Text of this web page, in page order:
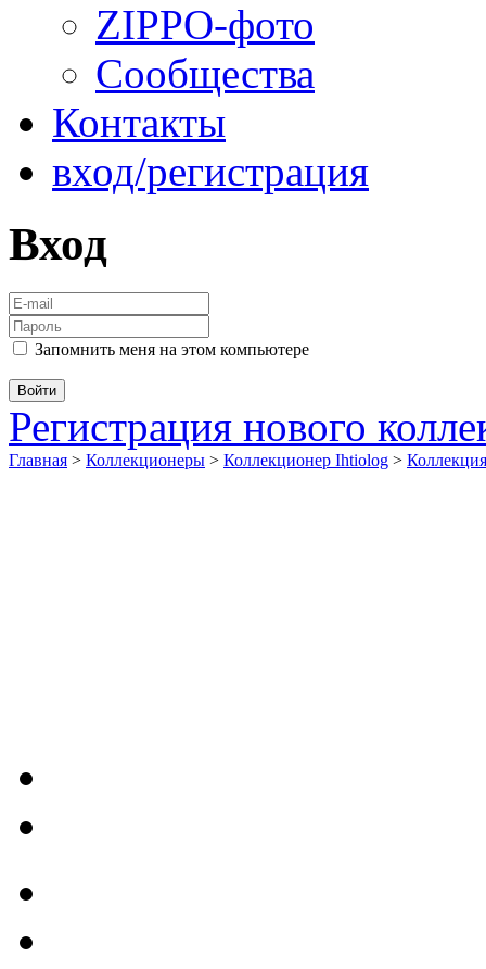
ZIPPO-фото
Сообщества
Контакты
вход/регистрация
Вход
Запомнить меня на этом компьютере
Регистрация нового
Главная > Коллекционеры > Коллекционер Ihtiolog >